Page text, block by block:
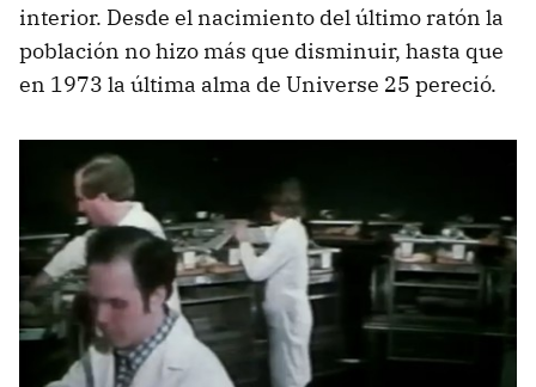
interior. Desde el nacimiento del último ratón la
población no hizo más que disminuir, hasta que
en 1973 la última alma de Universe 25 pereció.